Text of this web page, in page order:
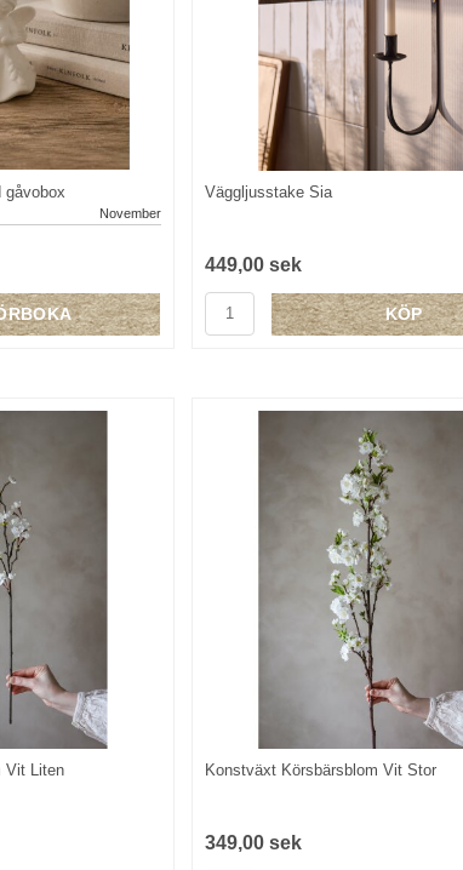
gåvobox
November
Väggljusstake Sia
449,00 sek
KÖP
Vit Liten Konstväxt Körsbärsblom Vit Stor
349,00 sek